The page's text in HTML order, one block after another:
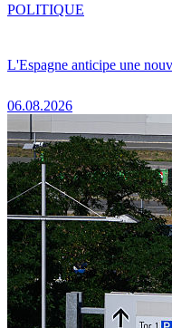
L'Espagne anticipe une
06.08.2026
POLITIQUE